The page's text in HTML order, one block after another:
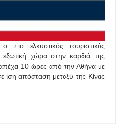
πιο ελκυστικός τουριστικός
χώρα στην καρδιά της
10 ώρες από την Αθήνα με
ίση απόσταση μεταξύ της Κίνας